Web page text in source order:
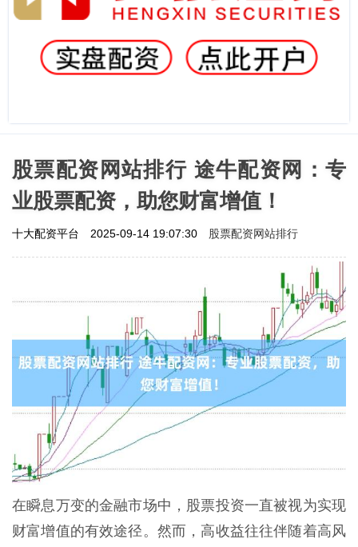
股票配资网站排行 途牛配资网：专
业股票配资，助您财富增值！
十大配资平台 2025-09-14 19:07:30 股票配资网站排行
在瞬息万变的金融市场中，股票投资一直被视为实现
财富增值的有效途径。然而，高收益往往伴随着高风